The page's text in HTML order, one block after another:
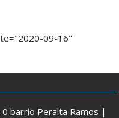
09-16"
0 barrio Peralta Ramos |